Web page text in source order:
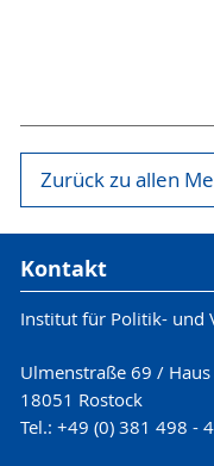
Zurück zu allen
Kontakt
Institut für Politik- und
Ulmenstraße 69 / Haus
18051 Rostock
Tel.: +49 (0) 381 498 -